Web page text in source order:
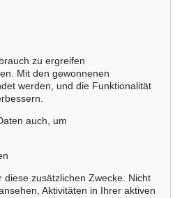
Newsletter anmelden >
zu ergreifen
Mit den gewonnenen
werden, und die Funktionalität
auch, um
diese zusätzlichen Zwecke. Nicht
Aktivitäten in Ihrer aktiven